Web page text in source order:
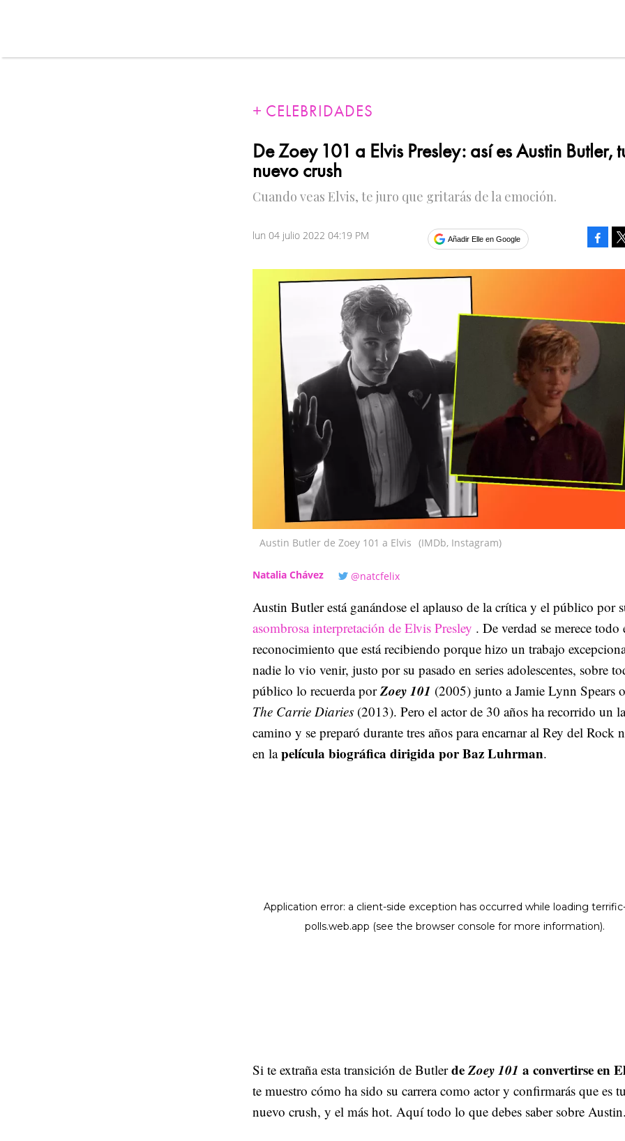
CELEBRIDADES
De Zoey 101 a Elvis Presley: así es Austin Butler,
nuevo crush
Cuando veas Elvis, te juro que gritarás de la emoción.
lun 04 julio 2022 04:19 PM Añadir Elle en Google
Austin Butler de Zoey 101 a Elvis (IMDb, Instagram)
Natalia Chávez @natcfelix
Austin Butler está ganándose el aplauso de la crítica y el público por
asombrosa interpretación de Elvis Presley . De verdad se merece todo
reconocimiento que está recibiendo porque hizo un trabajo
nadie lo vio venir, justo por su pasado en series adolescentes, sobre
público lo recuerda porZoey 101 (2005) junto a Jamie Lynn Spears
The Carrie Diaries (2013). Pero el actor de 30 años ha recorrido un
camino y se preparó durante tres años para encarnar al Rey del Rock
en lapelícula biográfica dirigida por Baz Luhrman.
Si te extraña esta transición de ButlerdeZoey 101 a convertirse en
te muestro cómo ha sido su carrera como actor y confirmarás que es tu
nuevo crush, y el más hot. Aquí todo lo que debes saber sobre Austin.